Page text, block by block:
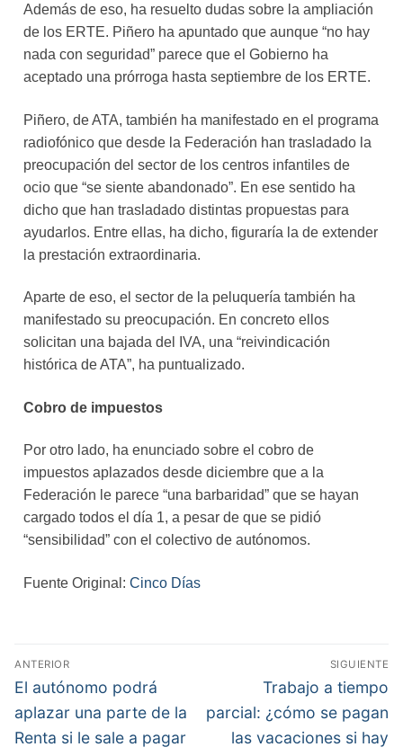
Además de eso, ha resuelto dudas sobre la ampliación
de los ERTE. Piñero ha apuntado que aunque “no hay
nada con seguridad” parece que el Gobierno ha
aceptado una prórroga hasta septiembre de los ERTE.
Piñero, de ATA, también ha manifestado en el programa
radiofónico que desde la Federación han trasladado la
preocupación del sector de los centros infantiles de
ocio que “se siente abandonado”. En ese sentido ha
dicho que han trasladado distintas propuestas para
ayudarlos. Entre ellas, ha dicho, figuraría la de extender
la prestación extraordinaria.
Aparte de eso, el sector de la peluquería también ha
manifestado su preocupación. En concreto ellos
solicitan una bajada del IVA, una “reivindicación
histórica de ATA”, ha puntualizado.
Cobro de impuestos
Por otro lado, ha enunciado sobre el cobro de
impuestos aplazados desde diciembre que a la
Federación le parece “una barbaridad” que se hayan
cargado todos el día 1, a pesar de que se pidió
“sensibilidad” con el colectivo de autónomos.
Fuente Original: Cinco Días
ANTERIOR
El autónomo podrá
aplazar una parte de la
Renta si le sale a pagar
SIGUIENTE
Trabajo a tiempo
parcial: ¿cómo se pagan
las vacaciones si hay